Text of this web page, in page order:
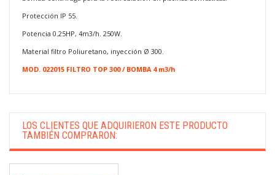
Protección IP 55.
Potencia 0.25HP, 4m3/h. 250W.
Material filtro Poliuretano, inyección Ø 300.
MOD. 022015 FILTRO TOP 300 / BOMBA 4 m3/h
LOS CLIENTES QUE ADQUIRIERON ESTE PRODUCTO
TAMBIÉN COMPRARON: